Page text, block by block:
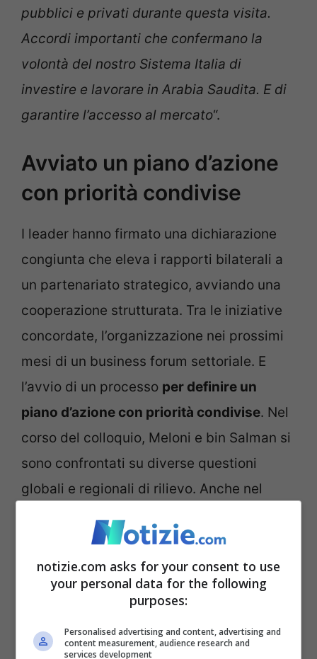
pubblici e privati durante questa visita.
Accordi importanti che confermano la
volontà del nostro Sistema Italia di
investire e lavorare in Arabia Saudita. E di
garantire l’accesso al mercato“.
Avviato un piano d’azione
con priorità condivise
I leader hanno firmato una dichiarazione
congiunta che eleva i rapporti bilaterali a
un partenariato strategico, avviando una
cooperazione strutturata. Tra le iniziative
concordate, l’organizzazione nei prossimi
mesi di un business forum settoriale. E
l’avvio di un processo per definire un
piano d’azione con priorità condivise. Nel
corso del colloquio, Meloni e bin Salman si
sono confrontati su diverse questioni
globali e regionali di rilievo. Anche nel
e Consiglio di Cooperazione del Golfo.
In Arabia Meloni ha parlato con Mohamed
Bin Salman Al Saud anche della ricerca
della
pace in Ucraina, delcessate il fuoco
notizie.com asks for your consent to use
your personal data for the following
purposes:
Personalised advertising and content, advertising and
content measurement, audience research and
services development